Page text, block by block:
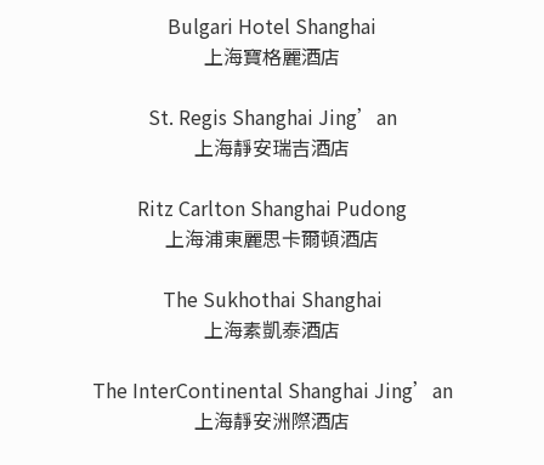
Bulgari Hotel Shanghai
上海寶格麗酒店
St. Regis Shanghai Jing’an
上海靜安瑞吉酒店
Ritz Carlton Shanghai Pudong
上海浦東麗思卡爾頓酒店
The Sukhothai Shanghai
上海素凱泰酒店
The InterContinental Shanghai Jing’an
上海靜安洲際酒店